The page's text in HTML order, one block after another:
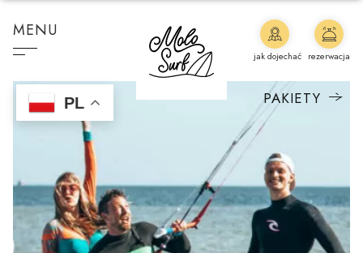
MENU
PL PAKIETY
jak dojechać rezerwacja